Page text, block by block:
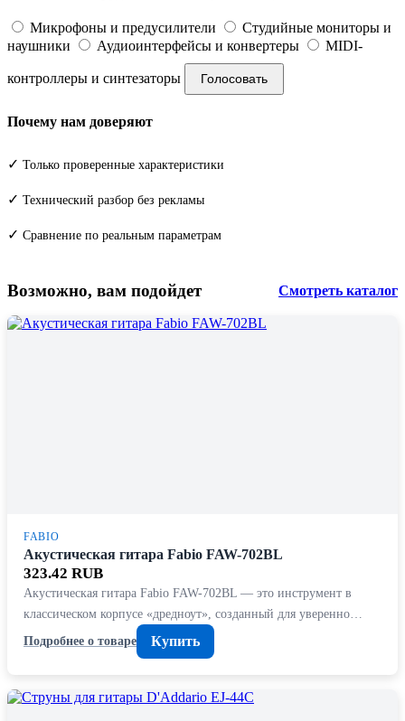
Микрофоны и предусилители
Студийные мониторы и
наушники
Аудиоинтерфейсы и конвертеры MIDI-
контроллеры и синтезаторы Голосовать
Почему нам доверяют
✓ Только проверенные характеристики
✓ Технический разбор без рекламы
✓ Сравнение по реальным параметрам
Возможно, вам подойдет Смотреть каталог
FABIO
Акустическая гитара Fabio FAW-702BL
323.42 RUB
Акустическая гитара Fabio FAW-702BL — это инструмент в
классическом корпусе «дредноут», созданный для уверенно…
Подробнее о товаре
Купить